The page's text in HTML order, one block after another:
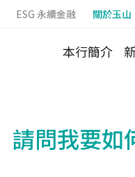
ESG 永續金融 關於玉山
本行簡介
請問我要如